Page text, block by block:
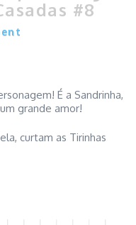
#8
É a Sandrinha,
grande amor!
curtam as Tirinhas